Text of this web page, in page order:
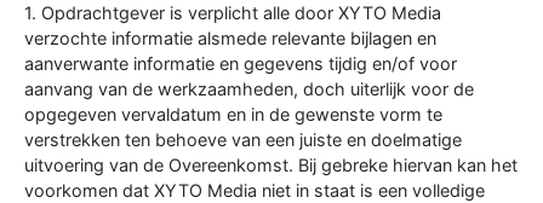
1. Opdrachtgever is verplicht alle door XYTO Media
verzochte informatie alsmede relevante bijlagen en
aanverwante informatie en gegevens tijdig en/of voor
aanvang van de werkzaamheden, doch uiterlijk voor de
opgegeven vervaldatum en in de gewenste vorm te
verstrekken ten behoeve van een juiste en doelmatige
uitvoering van de Overeenkomst. Bij gebreke hiervan kan het
voorkomen dat XYTO Media niet in staat is een volledige